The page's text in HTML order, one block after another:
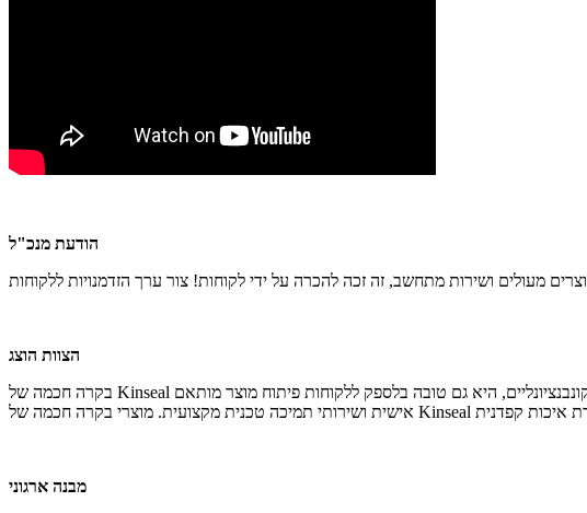
הודעת מנכ"ל
הצוות הוצג
בקרה חכמה של Kinseal מתמקדת בחדשנות טכנולוגית ובאיכות המוצר. יש לה צוות מו"פ וטכני עצמאי. בנוסף לעמידה בעיצוב האפליקציות והפיתוח של מוצרים קונבנציונליים, היא גם טובה בלספק ללקוחות פיתוח מוצר מותאם
מבנה ארגוני